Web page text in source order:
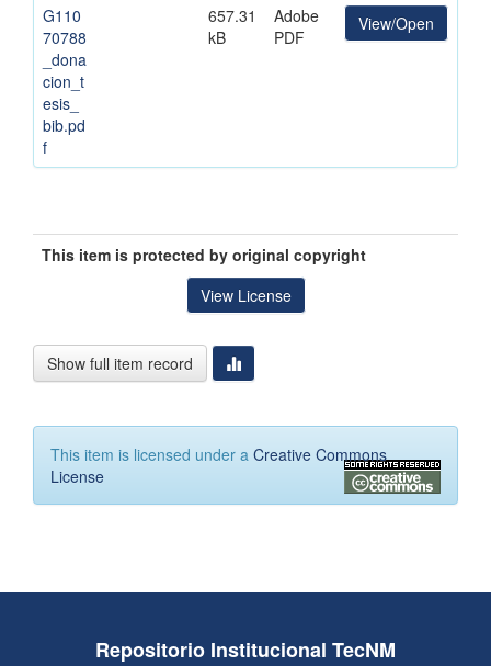
G110
70788
_dona
cion_t
esis_
bib.pd
f
657.31
kB
Adobe
PDF
View/Open
This item is protected by original copyright
View License
Show full item record
This item is licensed under a Creative Commons
License
Repositorio Institucional TecNM